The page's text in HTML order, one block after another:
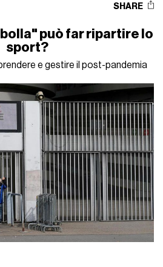
SHARE
può far ripartire lo
sport?
e gestire il post-pandemia